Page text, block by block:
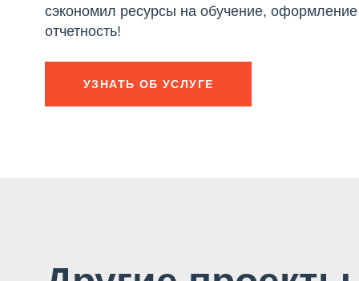
сэкономил ресурсы на обучение,
отчетность!
УЗНАТЬ ОБ УСЛУГЕ